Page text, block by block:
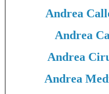
Andrea
Andrea
Andrea
Andrea